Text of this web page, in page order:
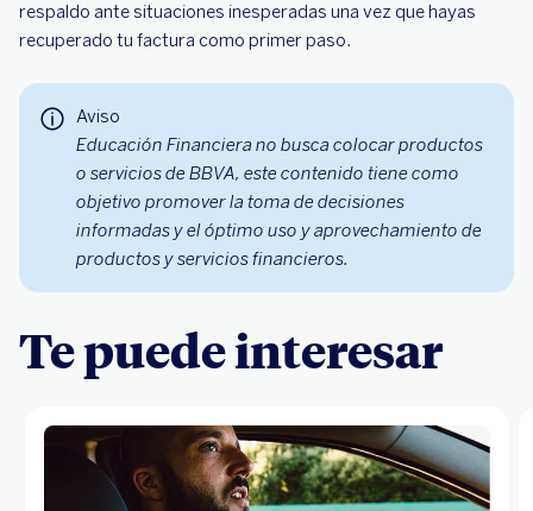
respaldo ante situaciones inesperadas una vez que hayas
recuperado tu factura como primer paso.
Aviso
Educación Financiera no busca colocar productos
o servicios de BBVA, este contenido tiene como
objetivo promover la toma de decisiones
informadas y el óptimo uso y aprovechamiento de
productos y servicios financieros.
Te puede interesar